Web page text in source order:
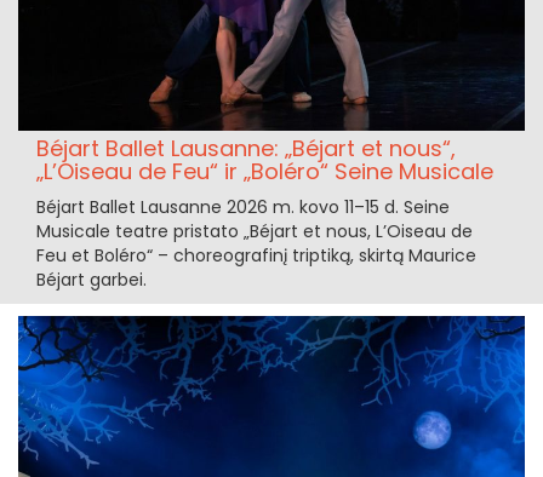
Béjart Ballet Lausanne: „Béjart et nous“,
„L’Oiseau de Feu“ ir „Boléro“ Seine Musicale
Béjart Ballet Lausanne 2026 m. kovo 11–15 d. Seine
Musicale teatre pristato „Béjart et nous, L’Oiseau de
Feu et Boléro“ – choreografinį triptiką, skirtą Maurice
Béjart garbei.